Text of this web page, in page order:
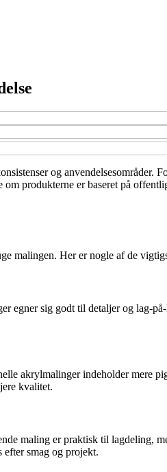
og anvendelsesområder.
produkterne er baseret på
malingen. Her er nogle af de
egner sig godt til detaljer og lag-
akrylmalinger indeholder mere
kvalitet.
maling er praktisk til lagdeling,
smag og projekt.